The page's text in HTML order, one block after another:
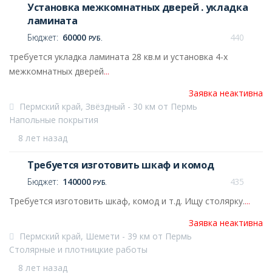
Установка межкомнатных дверей . укладка
ламината
Бюджет: 60000 РУБ.
440
требуется укладка ламината 28 кв.м и установка 4-х
межкомнатных дверей...
Заявка неактивна
8 лет назад
Пермский край, Звёздный - 30 км от Пермь
Напольные покрытия
Требуется изготовить шкаф и комод
Бюджет: 140000РУБ.
435
Требуется изготовить шкаф, комод и т.д. Ищу столярку....
Заявка неактивна
8 лет назад
Пермский край, Шемети - 39 км от Пермь
Столярные и плотницкие работы